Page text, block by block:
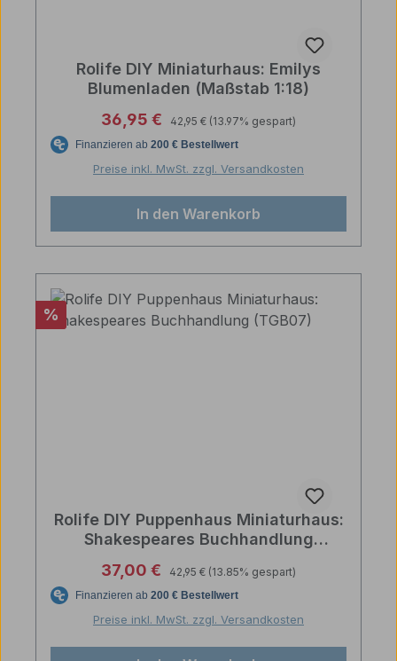
Rolife DIY Miniaturhaus: Emilys
Blumenladen (Maßstab 1:18)
Verkaufspreis:
36,95 € Regulärer Preis:
42,95 € (13.97% gespart)
Preise inkl. MwSt. zzgl. Versandkosten
In den Warenkorb
Rabatt
%
Rolife DIY Puppenhaus Miniaturhaus:
Shakespeares Buchhandlung
Verkaufspreis:
37,00 € Regulärer Preis:
42,95 € (13.85% gespart)
Preise inkl. MwSt. zzgl. Versandkosten